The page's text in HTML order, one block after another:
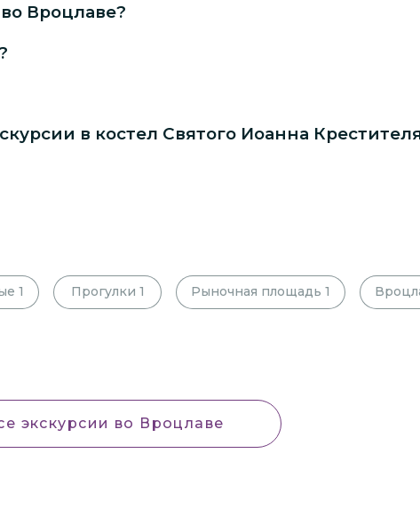
Вроцлаве?
в костел Святого Иоанна
1 Прогулки 1 Рыночная площадь 1
экскурсии во Вроцлаве